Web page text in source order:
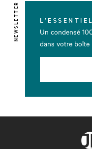
NEWSLETTER
Un condensé
dans votre boîte